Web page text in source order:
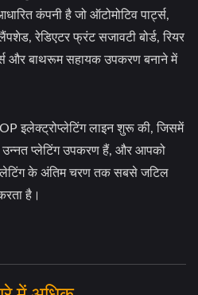
कंपनी है जो ऑटोमोटिव पार्ट्स,
रेडिएटर फ्रंट सजावटी बोर्ड, रियर
और बाथरूम सहायक उपकरण बनाने में
इलेक्ट्रोप्लेटिंग लाइन शुरू की, जिसमें
प्लेटिंग उपकरण हैं, और आपको
के अंतिम चरण तक सबसे जटिल
है।